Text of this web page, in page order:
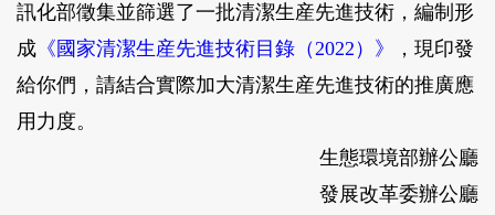
訊化部徵集並篩選了一批清潔生産先進技術，編制形
成《國家清潔生産先進技術目錄（2022）》
，現印發
給你們，請結合實際加大清潔生産先進技術的推廣應
用力度。
生態環境部辦公廳
發展改革委辦公廳